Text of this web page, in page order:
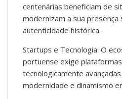
centenárias beneficiam de
modernizam a sua presença
autenticidade histórica.
Startups e Tecnologia: O
portuense exige
tecnologicamente
modernidade e dinamismo